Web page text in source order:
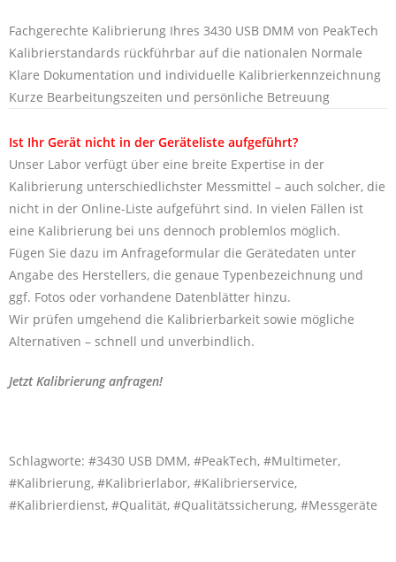
Fachgerechte Kalibrierung Ihres 3430 USB DMM von PeakTech
Kalibrierstandards rückführbar auf die nationalen Normale
Klare Dokumentation und individuelle Kalibrierkennzeichnung
Kurze Bearbeitungszeiten und persönliche Betreuung
Ist Ihr Gerät nicht in der Geräteliste aufgeführt?
Unser Labor verfügt über eine breite Expertise in der
Kalibrierung unterschiedlichster Messmittel – auch solcher, die
nicht in der Online-Liste aufgeführt sind. In vielen Fällen ist
eine Kalibrierung bei uns dennoch problemlos möglich.
Fügen Sie dazu im Anfrageformular die Gerätedaten unter
Angabe des Herstellers, die genaue Typenbezeichnung und
ggf. Fotos oder vorhandene Datenblätter hinzu.
Wir prüfen umgehend die Kalibrierbarkeit sowie mögliche
Alternativen – schnell und unverbindlich.
Jetzt Kalibrierung anfragen!
Schlagworte: #3430 USB DMM, #PeakTech, #Multimeter,
#Kalibrierung, #Kalibrierlabor, #Kalibrierservice,
#Kalibrierdienst, #Qualität, #Qualitätssicherung, #Messgeräte